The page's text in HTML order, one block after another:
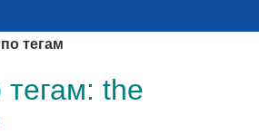
тегам
тегам: the